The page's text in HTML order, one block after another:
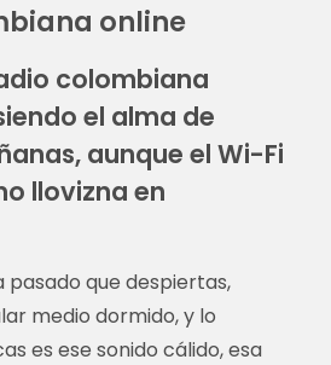
online
colombiana
el alma de
aunque el Wi-Fi
llovizna en
pasado que despiertas,
medio dormido, y lo
es ese sonido cálido, esa